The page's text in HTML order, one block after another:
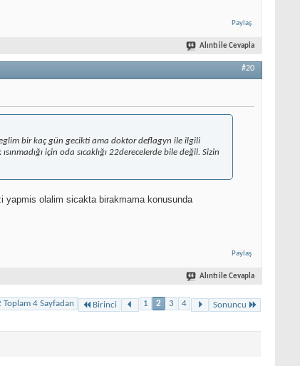
Paylaş
Alıntı ile Cevapla
#20
bir kaç gün gecikti ama doktor deflagyn ile ilgili
için oda sıcaklığı 22derecelerde bile değil. Sizin
yapmis olalim sicakta birakmama konusunda
Paylaş
Alıntı ile Cevapla
Toplam 4 Sayfadan Birinci 1 2 3 4 Sonuncu